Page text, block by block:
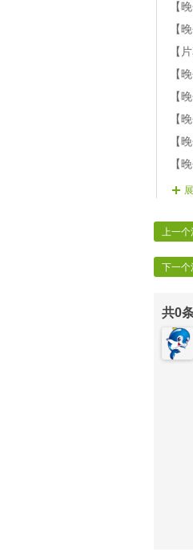
【
【
【
【
【
【
【
【
【
【
【
上一个
下一个
共0